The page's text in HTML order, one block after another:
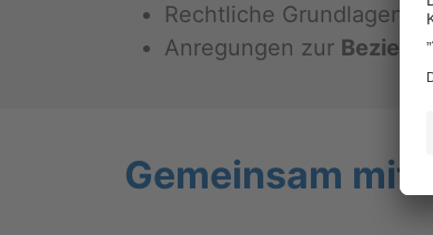
Recht­li­che Grund­la­gen
An­re­gun­gen zur
Ge­mein­sam mit